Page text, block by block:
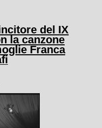
del IX
la canzone
Franca